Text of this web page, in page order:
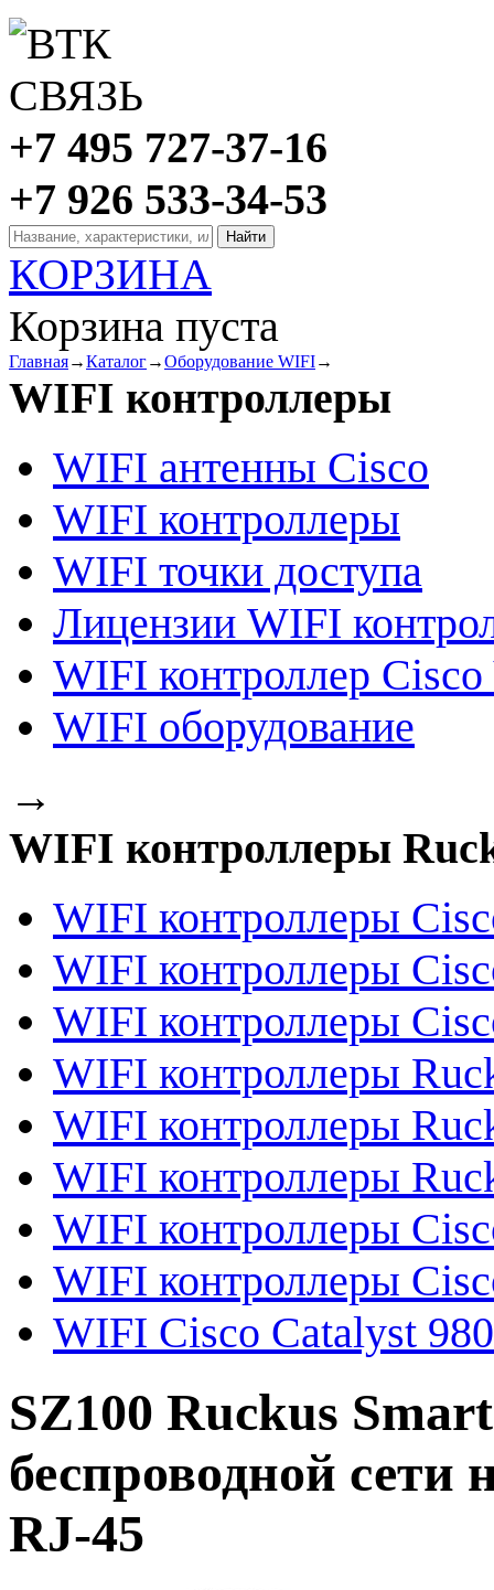
+7 495 727-37-16
+7 926 533-34-53
КОРЗИНА
Корзина пуста
Главная→Каталог→Оборудование WIFI→
WIFI контроллеры
WIFI антенны Cisco
WIFI контроллеры
WIFI точки доступа
Лицензии WIFI
WIFI контроллер
WIFI оборудование
→
WIFI контроллеры
WIFI контроллеры
WIFI контроллеры
WIFI контроллеры
WIFI контроллеры
WIFI контроллеры
WIFI контроллеры
WIFI контроллеры
WIFI контроллеры
WIFI Cisco Catalyst
SZ100 Ruckus
беспроводной сети
RJ-45